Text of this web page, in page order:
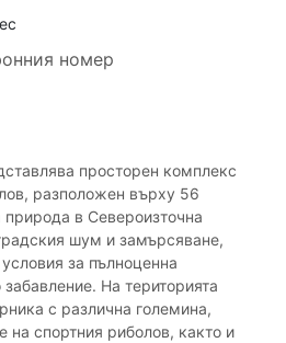
номер
просторен комплекс
разположен върху 56
в Североизточна
шум и замърсяване,
за пълноценна
На територията
с различна големина,
на спортния риболов, както и